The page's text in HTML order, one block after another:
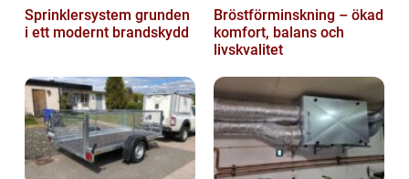
Sprinklersystem grunden
i ett modernt brandskydd
Bröstförminskning – ökad
komfort, balans och
livskvalitet